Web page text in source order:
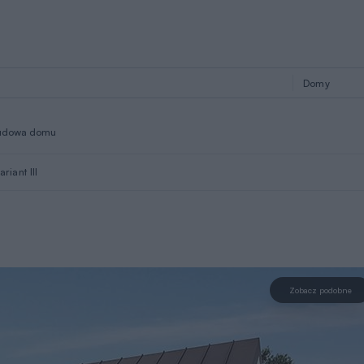
domu
III
Zobacz podobne